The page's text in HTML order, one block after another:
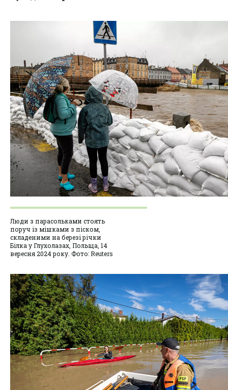
Люди з парасольками стоять
поруч із мішками з піском,
складеними на березі річки
Білка у Глухолазах, Польща, 14
вересня 2024 року. Фото: Reuters